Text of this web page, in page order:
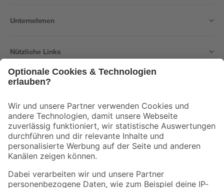
Unternehmen
Nützliche Links
Der toom Newsletter: Keine Angebote und Aktionen mehr verpassen!
Zur Newsletter Anmeldung
Folge uns